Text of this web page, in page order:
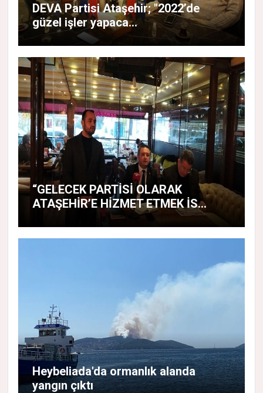
DEVA Partisi Ataşehir; "2022’de
güzel işler yapaca...
“GELECEK PARTİSİ OLARAK
ATAŞEHİR’E HİZMET ETMEK İS...
Heybeliada'da ormanlık alanda
yangın çıktı